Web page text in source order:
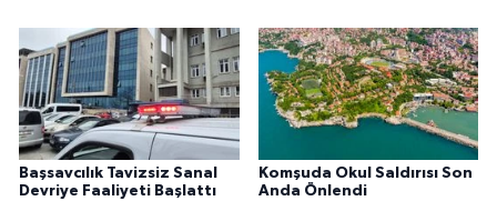
Başsavcılık Tavizsiz Sanal
Devriye Faaliyeti Başlattı
Komşuda Okul Saldırısı Son
Anda Önlendi